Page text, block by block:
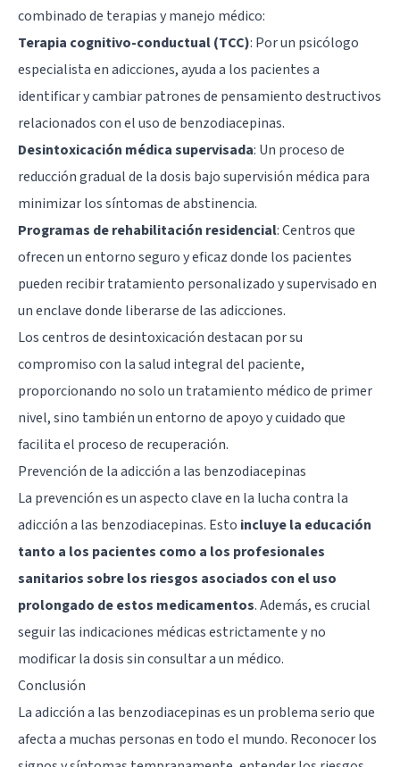
combinado de terapias y manejo médico:
Terapia cognitivo-conductual(TCC): Por un psicólogo
especialista en adicciones, ayuda a los pacientes a
identificar y cambiar patrones de pensamiento destructivos
relacionados con el uso de benzodiacepinas.
Desintoxicación médica supervisada: Un proceso de
reducción gradual de la dosis bajo supervisión médica para
minimizar los síntomas de abstinencia.
Programas de rehabilitación residencial: Centros que
ofrecen un entorno seguro y eficaz donde los pacientes
pueden recibir tratamiento personalizado y supervisado en
un enclave donde liberarse de las adicciones.
Los centros de desintoxicación destacan por su
compromiso con la salud integral del paciente,
proporcionando no solo un tratamiento médico de primer
nivel, sino también un entorno de apoyo y cuidado que
facilita el proceso de recuperación.
Prevención de la adicción a las benzodiacepinas
La prevención es un aspecto clave en la lucha contra la
adicción a las benzodiacepinas. Esto incluye la educación
tanto a los pacientes como a los profesionales
sanitarios sobre los riesgos asociados con el uso
prolongado de estos medicamentos. Además, es crucial
seguir las indicaciones médicas estrictamente y no
modificar la dosis sin consultar a un médico.
Conclusión
La adicción a las benzodiacepinas es un problema serio que
afecta a muchas personas en todo el mundo. Reconocer los